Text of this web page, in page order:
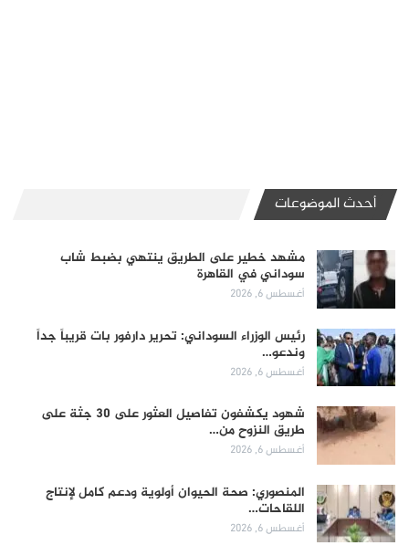
أحدث الموضوعات
مشهد خطير على الطريق ينتهي بضبط شاب
سوداني في القاهرة
أغسطس 6, 2026
رئيس الوزراء السوداني: تحرير دارفور بات قريباً جداً
وندعو…
أغسطس 6, 2026
شهود يكشفون تفاصيل العثور على 30 جثة على
طريق النزوح من…
أغسطس 6, 2026
المنصوري: صحة الحيوان أولوية ودعم كامل لإنتاج
اللقاحات…
أغسطس 6, 2026